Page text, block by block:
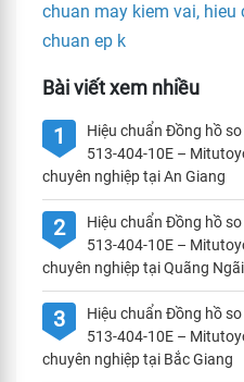
chuan may kiem vai, hieu
chuan ep k
Bài viết xem nhiều
1
Hiệu chuẩn Đồng hồ
513-404-10E –
chuyên nghiệp tại An Giang
2
Hiệu chuẩn Đồng hồ
513-404-10E –
chuyên nghiệp tại Quãng Ngãi
3
Hiệu chuẩn Đồng hồ
513-404-10E –
chuyên nghiệp tại Bắc Giang